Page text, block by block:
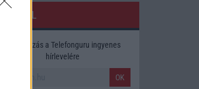
HÍRLEVÉL
Feliratkozás a Telefonguru ingyenes
hírlevelére
OK